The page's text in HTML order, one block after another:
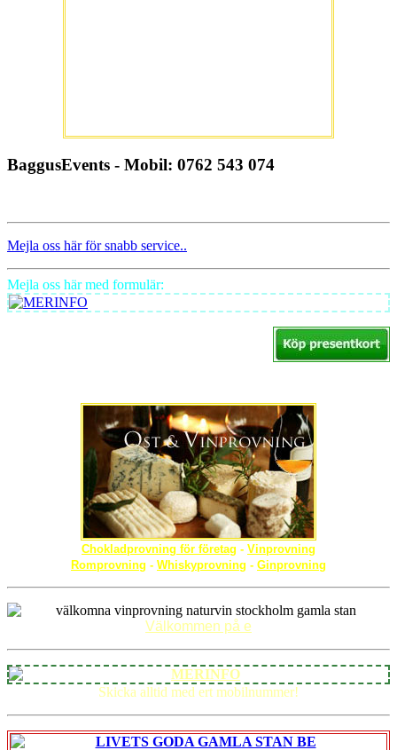
BaggusEvents - Mobil: 0762 543 074
Mejla oss här för snabb service..
Mejla oss här med formulär:
Chokladprovning för företag - Vinprovning
Romprovning - Whiskyprovning - Ginprovning
Välkommen på e
Skicka alltid med ert mobilnummer!